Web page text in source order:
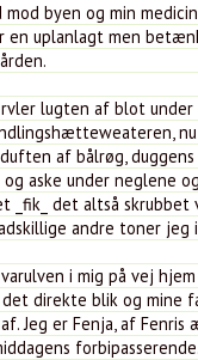
mod byen og min
uplanlagt men
lugten af blot
nu
af bålrøg,
aske under neglene
_fik_ det altså
andre toner jeg
i mig på vej
direkte blik og mine
Jeg er Fenja, af